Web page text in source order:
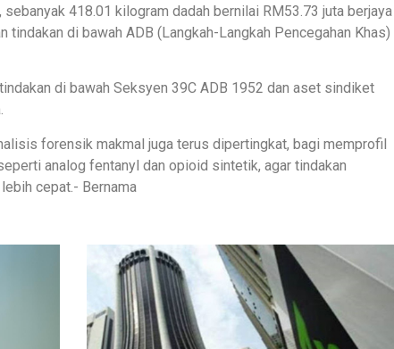
418.01 kilogram dadah bernilai RM53.73 juta berjaya
tindakan di bawah ADB (Langkah-Langkah Pencegahan Khas)
di bawah Seksyen 39C ADB 1952 dan aset sindiket
forensik makmal juga terus dipertingkat, bagi memprofil
analog fentanyl dan opioid sintetik, agar tindakan
cepat.- Bernama